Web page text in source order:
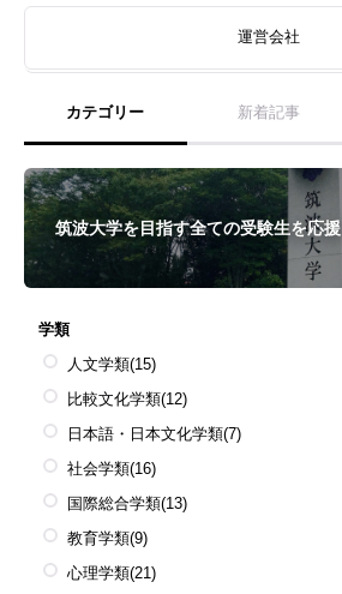
運営会社
カテゴリー 新着記事
筑波大学を目指す全ての受験生を応援
学類
人文学類(15)
比較文化学類(12)
日本語・日本文化学類(7)
社会学類(16)
国際総合学類(13)
教育学類(9)
心理学類(21)